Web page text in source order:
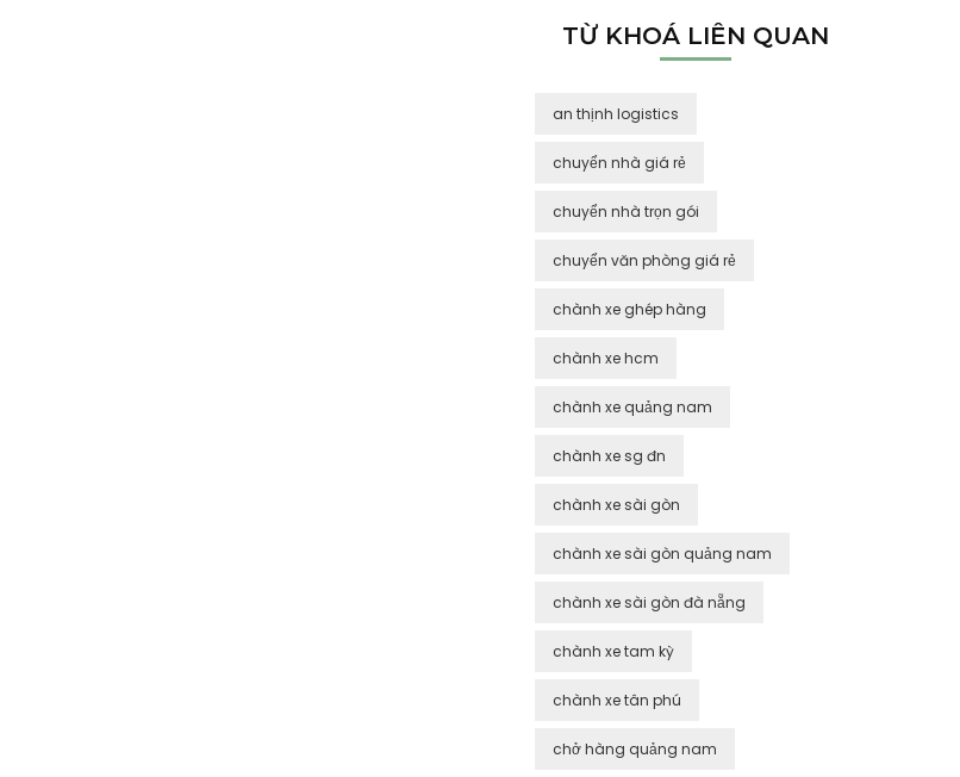
TỪ KHOÁ LIÊN QUAN
an thịnh logistics
chuyển nhà giá rẻ
chuyển nhà trọn gói
chuyển văn phòng giá rẻ
chành xe ghép hàng
chành xe hcm
chành xe quảng nam
chành xe sg đn
chành xe sài gòn
chành xe sài gòn quảng nam
chành xe sài gòn đà nẵng
chành xe tam kỳ
chành xe tân phú
chở hàng quảng nam